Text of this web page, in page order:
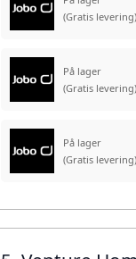
(Gratis levering)
På lager
(Gratis levering)
På lager
(Gratis levering)